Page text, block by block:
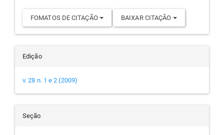
FOMATOS DE CITAÇÃO BAIXAR CITAÇÃO
Edição
v. 28 n. 1 e 2 (2009)
Seção